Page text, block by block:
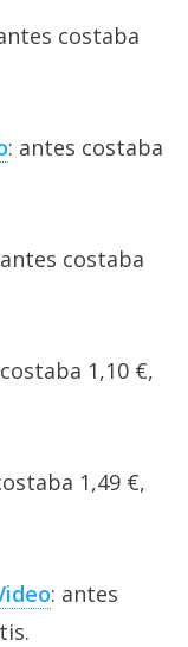
costaba
: antes costaba
costaba
1,10 €,
1,49 €,
: antes